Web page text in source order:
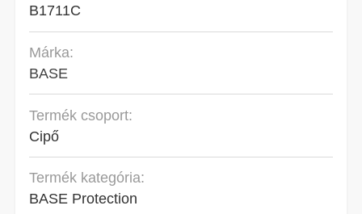
B1711C
Márka:
BASE
Termék csoport:
Cipő
Termék kategória:
BASE Protection